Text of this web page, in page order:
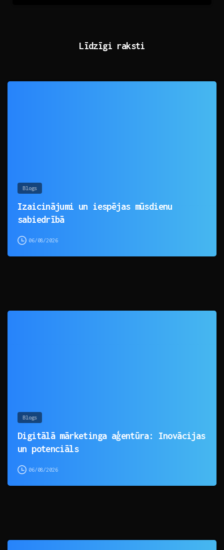
Līdzīgi raksti
Blogs
Izaicinājumi un iespējas mūsdienu
sabiedrībā
06/08/2026
Blogs
Digitālā mārketinga aģentūra: Inovācijas
un potenciāls
06/08/2026